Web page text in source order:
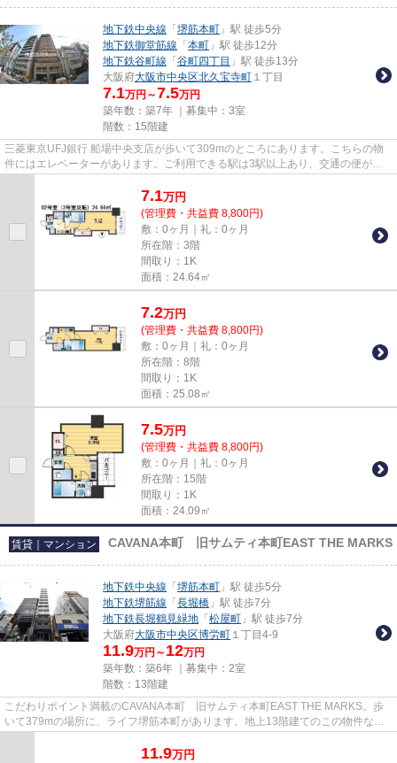
地下鉄中央線 「 堺筋本町 」駅 徒歩5分
地下鉄御堂筋線 「 本町 」駅 徒歩12分
地下鉄谷町線 「 谷町四丁目 」駅 徒歩13分
大阪府大阪市中央区北久宝寺町 １丁目
7.1万円～7.5万円
築年数：築7年 ｜募集中： 3室
階数：15階建
三菱東京UFJ銀行 船場中央支店が歩いて309mのところにあります。こちらの物
件にはエレベーターがあります。ご利用できる駅は3駅以上あり、交通の便がと
7.1万円
(管理費・共益費 8,800円)
敷：0ヶ月｜礼：0ヶ月
所在階：3階
間取り：1K
面積：24.64㎡
7.2万円
(管理費・共益費 8,800円)
敷：0ヶ月｜礼：0ヶ月
所在階：8階
間取り：1K
面積：25.08㎡
7.5万円
(管理費・共益費 8,800円)
敷：0ヶ月｜礼：0ヶ月
所在階：15階
間取り：1K
面積：24.09㎡
賃貸｜マンション CAVANA本町 旧サムティ本町EAST THE MARKS
地下鉄中央線 「 堺筋本町 」駅 徒歩5分
地下鉄堺筋線 「 長堀橋 」駅 徒歩7分
地下鉄長堀鶴見緑地 「 松屋町 」駅 徒歩7分
大阪府大阪市中央区博労町 １丁目4-9
11.9万円～ 12万円
築年数：築6年 ｜募集中： 2室
階数：13階建
こだわりポイント満載のCAVANA本町 旧サムティ本町EAST THE MARKS。歩
いて379mの場所に、ライフ堺筋本町があります。地上13階建てのこの物件なら
11.9万円